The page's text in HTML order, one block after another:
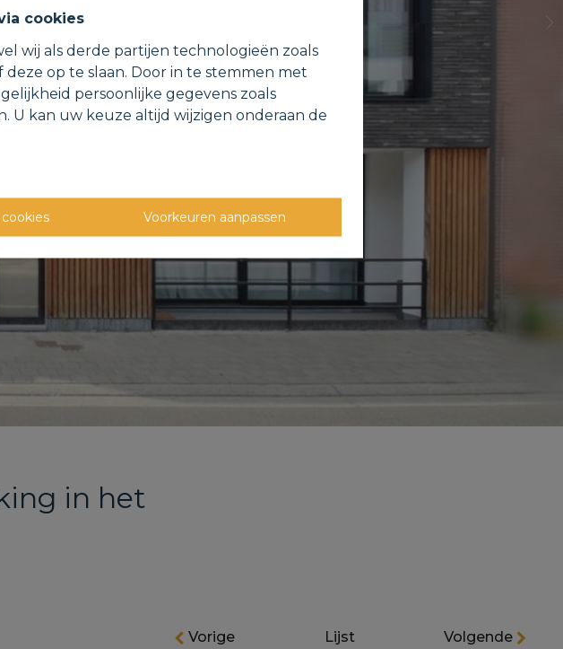
cookies
wij als derde partijen technologieën zoals
op te slaan. Door in te stemmen met
persoonlijke gegevens zoals
U kan uw keuze altijd wijzigen onderaan de
Voorkeuren aanpassen
in het
Vorige Lijst Volgende